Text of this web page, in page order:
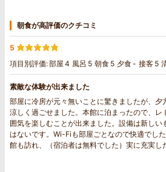
朝食が高評価のクチコミ
5
項目別評価:部屋 4 風呂 5 朝食 5 夕食- 接客 5
素敵な体験が出来ました
部屋に冷房が元々無いことに驚きましたが、夕
涼しく過ごせました。本館に泊まったので、レ
囲気を楽しむことが出来ました。設備は新し
はないです。Wi-Fiも部屋ごとなので快適でし
館も訪れ、（宿泊者は無料でした）実に充実し
朝夕の食事は美味しく、特に野菜の新鮮さと